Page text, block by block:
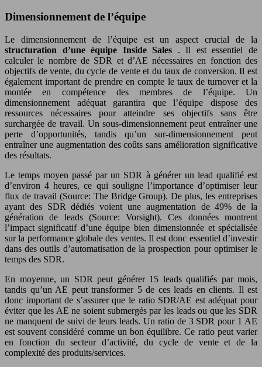
Dimensionnement de l’équipe
Le dimensionnement de l’équipe est un aspect crucial de la
structuration d’une équipe Inside Sales . Il est essentiel de
calculer le nombre de SDR et d’AE nécessaires en fonction des
objectifs de vente, du cycle de vente et du taux de conversion. Il est
également important de prendre en compte le taux de turnover et la
montée en compétence des membres de l’équipe. Un
dimensionnement adéquat garantira que l’équipe dispose des
ressources nécessaires pour atteindre ses objectifs sans être
surchargée de travail. Un sous-dimensionnement peut entraîner une
perte d’opportunités, tandis qu’un sur-dimensionnement peut
entraîner une augmentation des coûts sans amélioration significative
des résultats.
Le temps moyen passé par un SDR à générer un lead qualifié est
d’environ 4 heures, ce qui souligne l’importance d’optimiser leur
flux de travail (Source: The Bridge Group). De plus, les entreprises
ayant des SDR dédiés voient une augmentation de 49% de la
génération de leads (Source: Vorsight). Ces données montrent
l’impact significatif d’une équipe bien dimensionnée et spécialisée
sur la performance globale des ventes. Il est donc essentiel d’investir
dans des outils d’automatisation de la prospection pour optimiser le
temps des SDR.
En moyenne, un SDR peut générer 15 leads qualifiés par mois,
tandis qu’un AE peut transformer 5 de ces leads en clients. Il est
donc important de s’assurer que le ratio SDR/AE est adéquat pour
éviter que les AE ne soient submergés par les leads ou que les SDR
ne manquent de suivi de leurs leads. Un ratio de 3 SDR pour 1 AE
est souvent considéré comme un bon équilibre. Ce ratio peut varier
en fonction du secteur d’activité, du cycle de vente et de la
complexité des produits/services.